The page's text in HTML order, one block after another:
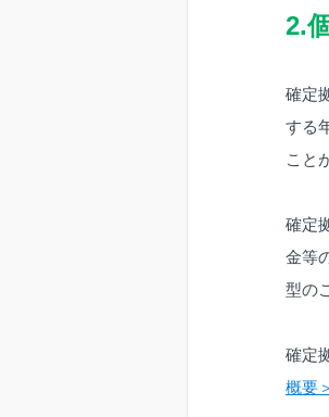
2.
確定
する
こと
確定
金等
型の
確定
概要